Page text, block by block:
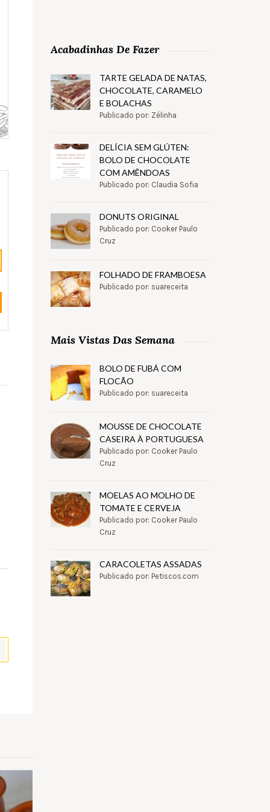
Acabadinhas De Fazer
TARTE GELADA DE NATAS,
CHOCOLATE, CARAMELO
E BOLACHAS
Publicado por: Zélinha
DELÍCIA SEM GLÚTEN:
BOLO DE CHOCOLATE
COM AMÊNDOAS
Publicado por: Claudia Sofia
DONUTS ORIGINAL
Publicado por: Cooker Paulo
Cruz
FOLHADO DE FRAMBOESA
Publicado por: suareceita
Mais Vistas Das Semana
BOLO DE FUBÁ COM
FLOCÃO
Publicado por: suareceita
MOUSSE DE CHOCOLATE
CASEIRA À PORTUGUESA
Publicado por: Cooker Paulo
Cruz
MOELAS AO MOLHO DE
TOMATE E CERVEJA
Publicado por: Cooker Paulo
Cruz
CARACOLETAS ASSADAS
Publicado por: Petiscos.com